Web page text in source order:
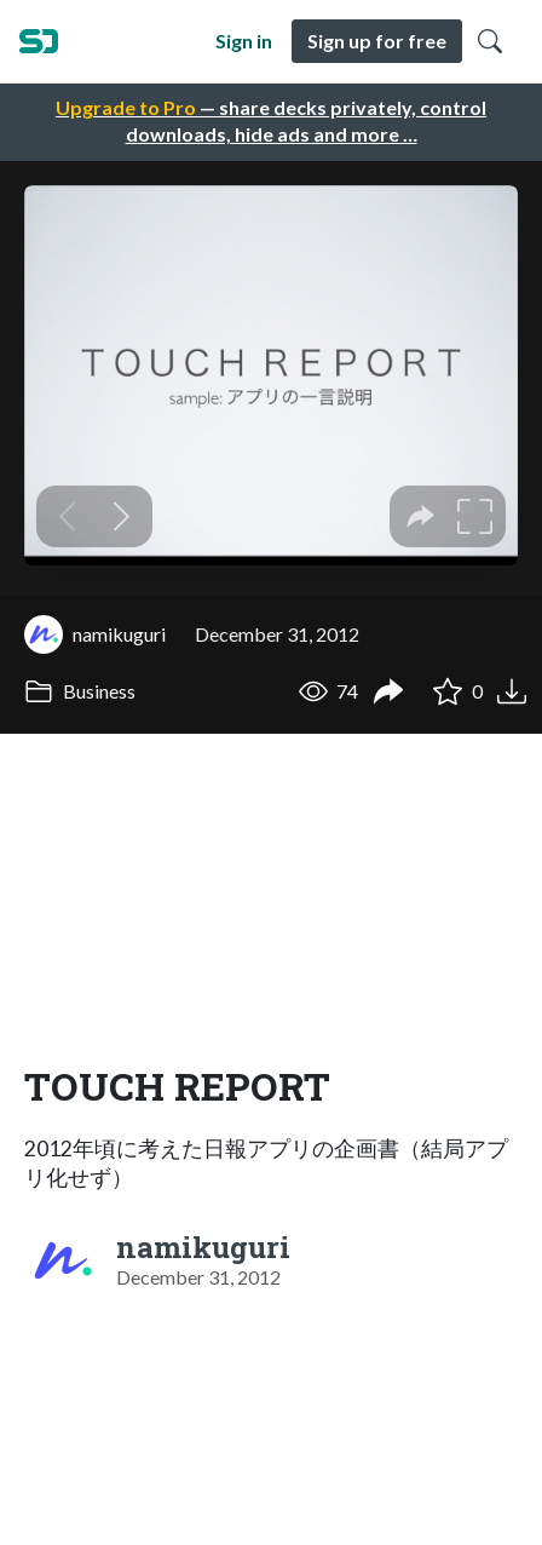
Upgrade to Pro — share decks privately, control
downloads, hide ads and more …
Sign in Sign up for free
namikuguri December 31, 2012
Business 74 0
TOUCH REPORT
2012年頃に考えた日報アプリの企画書（結局アプ
リ化せず）
namikuguri
December 31, 2012